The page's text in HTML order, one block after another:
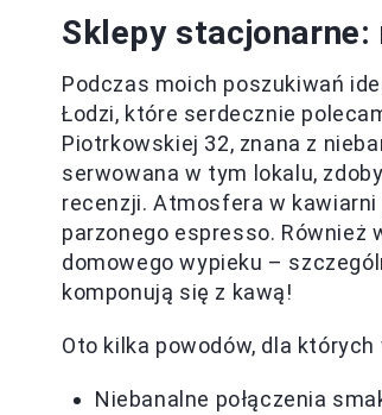
Sklepy
Podczas moich poszukiwań
Łodzi, które serdecznie
Piotrkowskiej 32, znana z
serwowana w tym lokalu,
recenzji. Atmosfera w
parzonego espresso. Również
domowego wypieku –
komponują się z kawą!
Oto kilka powodów, dla
Niebanalne połączenia